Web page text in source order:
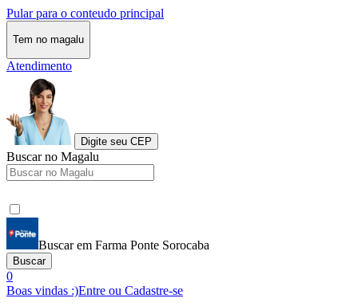
Pular para o conteudo principal
Tem no magalu
Atendimento
Digite seu CEP
Buscar no Magalu
Buscar em Farma Ponte Sorocaba
Buscar
0
Boas vindas :)Entre ou Cadastre-se